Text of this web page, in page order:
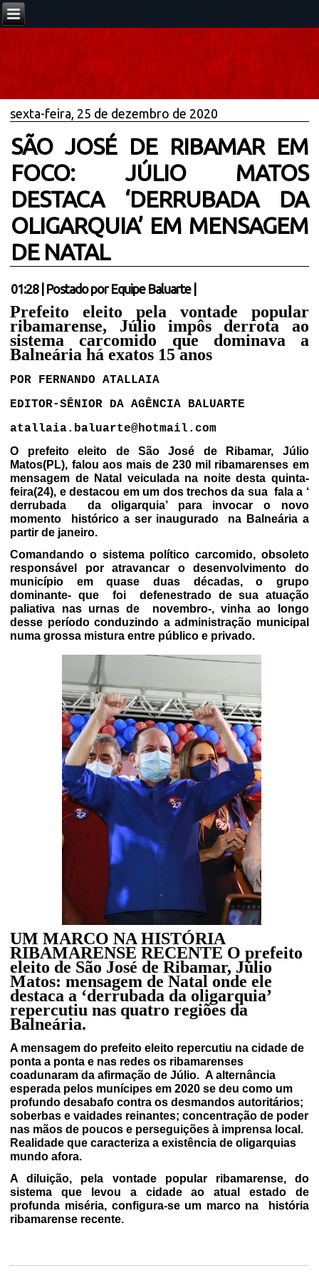
sexta-feira, 25 de dezembro de 2020
SÃO JOSÉ DE RIBAMAR EM
FOCO: JÚLIO MATOS
DESTACA ‘DERRUBADA DA
OLIGARQUIA’ EM MENSAGEM
DE NATAL
01:28| Postado por Equipe Baluarte
Prefeito eleito pela vontade popular
ribamarense, Júlio impôs derrota ao
sistema carcomido que dominava a
Balneária há exatos 15 anos
POR FERNANDO ATALLAIA
EDITOR-SÊNIOR DA AGÊNCIA BALUARTE
atallaia.baluarte@hotmail.com
O prefeito eleito de São José de Ribamar, Júlio
Matos(PL), falou aos mais de 230 mil ribamarenses em
mensagem de Natal veiculada na noite desta quinta-
feira(24), e destacou em um dos trechos da sua fala a ‘
derrubada
da oligarquia’ para invocar o novo
momento
histórico a ser inaugurado
na Balneária a
partir de janeiro.
Comandando o sistema político carcomido, obsoleto
responsável por atravancar o desenvolvimento do
município em quase duas décadas, o grupo
dominante- que
foi
defenestrado de sua atuação
paliativa nas urnas de
novembro-, vinha ao longo
desse período conduzindo a administração municipal
numa grossa mistura entre público e privado.
UM MARCO NA HISTÓRIA
RIBAMARENSE RECENTE O prefeito
eleito de São José de Ribamar, Júlio
Matos: mensagem de Natal onde ele
destaca a ‘derrubada da oligarquia’
repercutiu nas quatro regiões da
Balneária.
A mensagem do prefeito eleito repercutiu na cidade de
ponta a ponta e nas redes os ribamarenses
coadunaram da afirmação de Júlio. A alternância
esperada pelos munícipes em 2020 se deu como um
profundo desabafo contra os desmandos autoritários;
soberbas e vaidades reinantes; concentração de poder
nas mãos de poucos e perseguições à imprensa local.
Realidade que caracteriza a existência de oligarquias
mundo afora.
A diluição, pela vontade popular ribamarense, do
sistema que levou a cidade ao atual estado de
profunda miséria, configura-se um marco na história
ribamarense recente.